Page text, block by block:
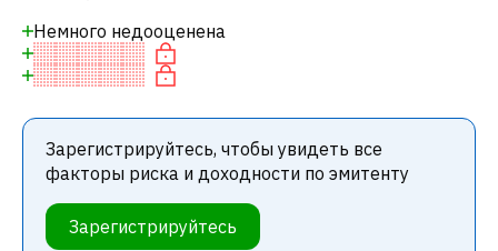
Немного недооценена
Зарегистрируйтесь, чтобы увидеть все
факторы риска и доходности по эмитенту
Зарегистрируйтесь